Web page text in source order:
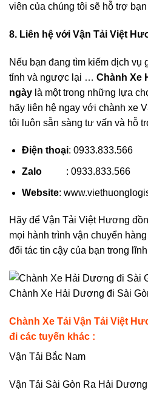
viên của chúng tôi sẽ hỗ trợ
8. Liên hệ với Vận Tải Việt
Nếu bạn đang tìm kiếm dịch vụ
tỉnh và ngược lại … Chành Xe
ngày là một trong những lựa
hãy liên hệ ngay với chành xe
tôi luôn sẵn sàng tư vấn và hỗ
Điện thoại: 0933.833.566
Zalo : 0933.833.566
Website:
Hãy để Vận Tải Việt Hương
mọi hành trình vận chuyển
đối tác tin cậy của bạn trong
Chành Xe Hải Dương đi Sài
Chành Xe Tải Vận Tải Việt
đi các tuyến khác :
Vận Tải Bắc Nam
Vận Tải Sài Gòn Ra Hải Dương